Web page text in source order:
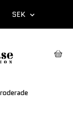
SEK